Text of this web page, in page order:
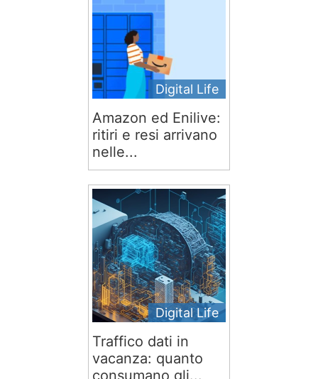
Digital Life
Amazon ed Enilive:
ritiri e resi arrivano
nelle...
Digital Life
Traffico dati in
vacanza: quanto
consumano gli...